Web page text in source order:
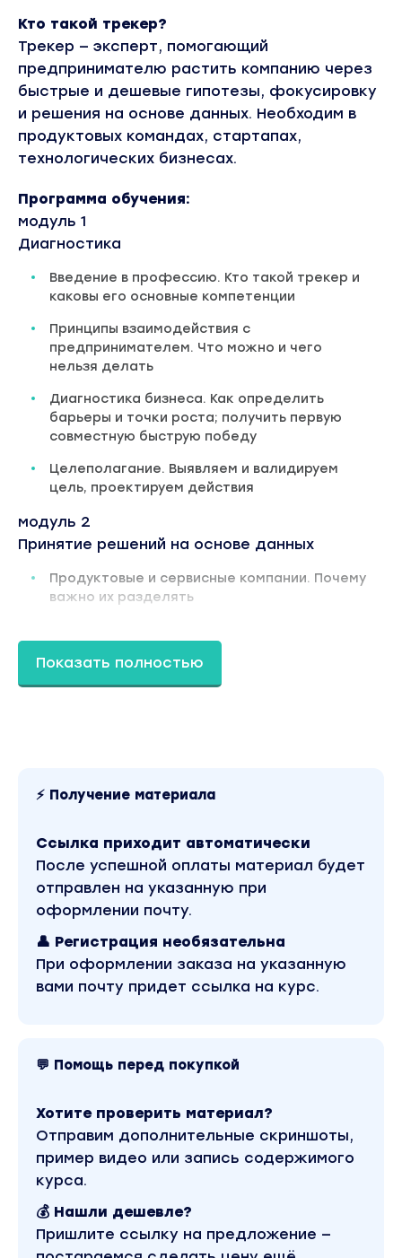
Кто такой трекер?
Трекер — эксперт, помогающий
предпринимателю растить компанию через
быстрые и дешевые гипотезы, фокусировку
и решения на основе данных. Необходим в
продуктовых командах, стартапах,
технологических бизнесах.
Программа обучения:
модуль 1
Диагностика
Введение в профессию. Кто такой трекер и
каковы его основные компетенции
Принципы взаимодействия с
предпринимателем. Что можно и чего
нельзя делать
Диагностика бизнеса. Как определить
барьеры и точки роста; получить первую
совместную быструю победу
Целеполагание. Выявляем и валидируем
цель, проектируем действия
модуль 2
Принятие решений на основе данных
Продуктовые и сервисные компании. Почему
важно их разделять
продажи и понимаем текущее состояние
бизнеса
фундамент успешного развития продукта.
Поведение в ситуации неопределенности
Постановка и проверка гипотез. Осваиваем
навык постановки и проведения быстрых и
дешевых экспериментов (используем
воронку AAARRR).
Приоритезация гипотез. Ранжируем
гипотезы различными способами. Выбираем
на которую фокусируется вся команда
модуль 4
Клиенты и конкуренты
Основы развития клиентов. Выделяем
клиентский сегмент, формулируем
правильные вопросы; быстро ищем
респондентов; делаем выводы из данных
JTBD-интервью. Разбираем, как бизнес
Показать полностью
⚡ Получение материала
Ссылка приходит автоматически
После успешной оплаты материал будет
отправлен на указанную при
оформлении почту.
👤 Регистрация необязательна
При оформлении заказа на указанную
вами почту придет ссылка на курс.
💬 Помощь перед покупкой
Хотите проверить материал?
Отправим дополнительные скриншоты,
пример видео или запись содержимого
курса.
💰 Нашли дешевле?
Пришлите ссылку на предложение —